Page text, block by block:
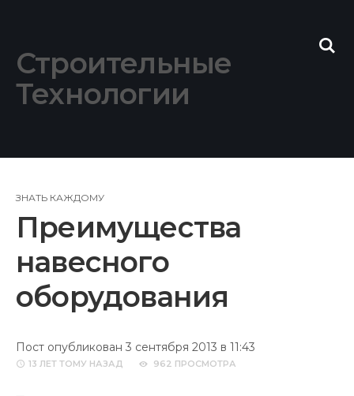
Строительные
Технологии
ЗНАТЬ КАЖДОМУ
Преимущества
навесного
оборудования
Пост опубликован 3 сентября 2013 в 11:43
13 ЛЕТ ТОМУ НАЗАД 962 ПРОСМОТРА